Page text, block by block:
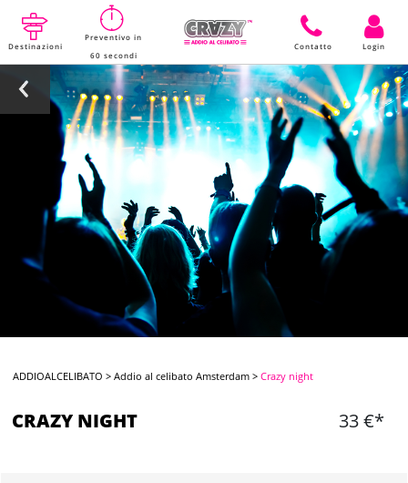
Destinazioni
Preventivo in
60 secondi
Contatto Login
ADDIOALCELIBATO >Addio al celibato Amsterdam >Crazy night
CRAZY NIGHT 33 €*